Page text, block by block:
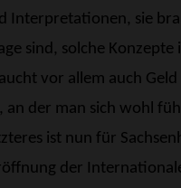
Interpretationen, sie
sind, solche
vor allem auch
an der man sich wohl
ist nun für
der